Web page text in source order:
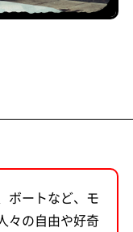
ボートなど、モ
々の自由や好奇